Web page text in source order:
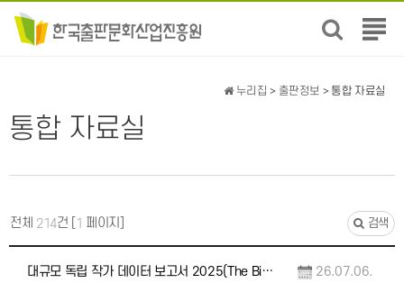
전
뉴
통합 자료실
누리집 > 출판정보 > 통합 자료실
전체 214건 [ 1 페이지] 검색
대규모 독립 작가 데이터 보고서 2025(The Big Indie Author Data D… 26.07.06.